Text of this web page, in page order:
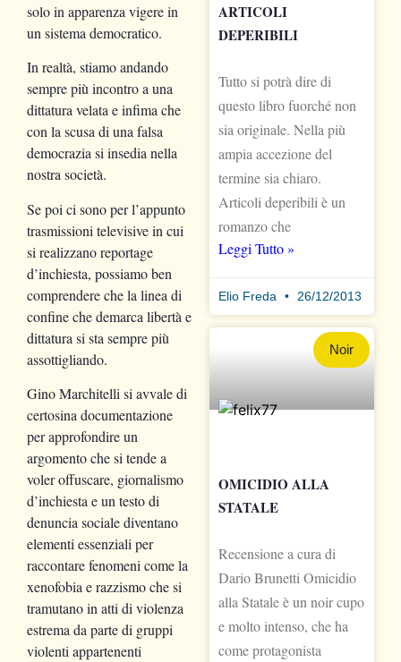
solo in apparenza vigere in
un sistema democratico.
In realtà, stiamo andando
sempre più incontro a una
dittatura velata e infima che
con la scusa di una falsa
democrazia si insedia nella
nostra società.
Se poi ci sono per l’appunto
trasmissioni televisive in cui
si realizzano reportage
d’inchiesta, possiamo ben
comprendere che la linea di
confine che demarca libertà e
dittatura si sta sempre più
assottigliando.
Gino Marchitelli si avvale di
certosina documentazione
per approfondire un
argomento che si tende a
voler offuscare, giornalismo
d’inchiesta e un testo di
denuncia sociale diventano
elementi essenziali per
raccontare fenomeni come la
xenofobia e razzismo che si
tramutano in atti di violenza
estrema da parte di gruppi
violenti appartenenti
ARTICOLI
DEPERIBILI
Tutto si potrà dire di
questo libro fuorché non
sia originale. Nella più
ampia accezione del
termine sia chiaro.
Articoli deperibili è un
romanzo che
Leggi Tutto »
Elio Freda 26/12/2013
Noir
OMICIDIO ALLA
STATALE
Recensione a cura di
Dario Brunetti Omicidio
alla Statale è un noir cupo
e molto intenso, che ha
come protagonista